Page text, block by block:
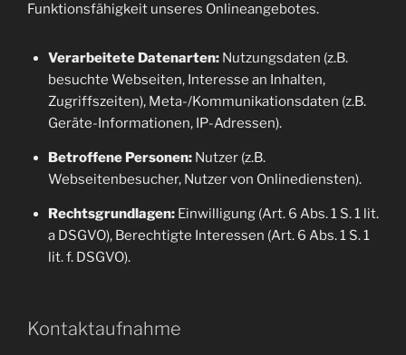
Funktionsfähigkeit unseres Onlineangebotes.
Verarbeitete Datenarten:Nutzungsdaten (z.B.
besuchte Webseiten, Interesse an Inhalten,
Zugriffszeiten), Meta-/Kommunikationsdaten (z.B.
Geräte-Informationen, IP-Adressen).
Betroffene Personen:Nutzer (z.B.
Webseitenbesucher, Nutzer von Onlinediensten).
Rechtsgrundlagen:Einwilligung (Art. 6 Abs. 1 S. 1 lit.
a DSGVO), Berechtigte Interessen (Art. 6 Abs. 1 S. 1
lit. f. DSGVO).
Kontaktaufnahme